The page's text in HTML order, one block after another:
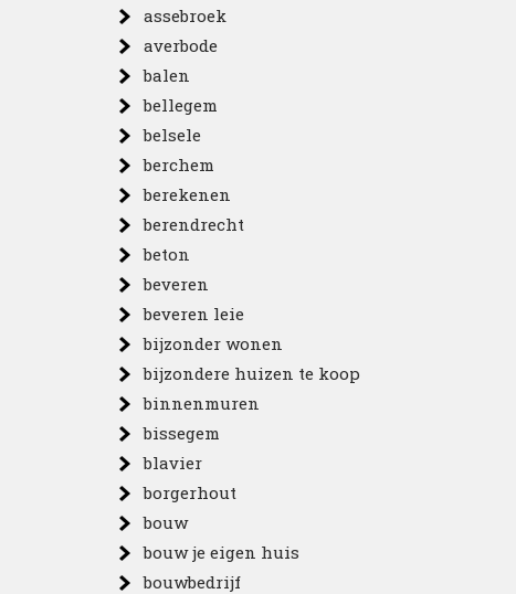
assebroek
averbode
balen
bellegem
belsele
berchem
berekenen
berendrecht
beton
beveren
beveren leie
bijzonder wonen
bijzondere huizen te koop
binnenmuren
bissegem
blavier
borgerhout
bouw
bouw je eigen huis
bouwbedrijf